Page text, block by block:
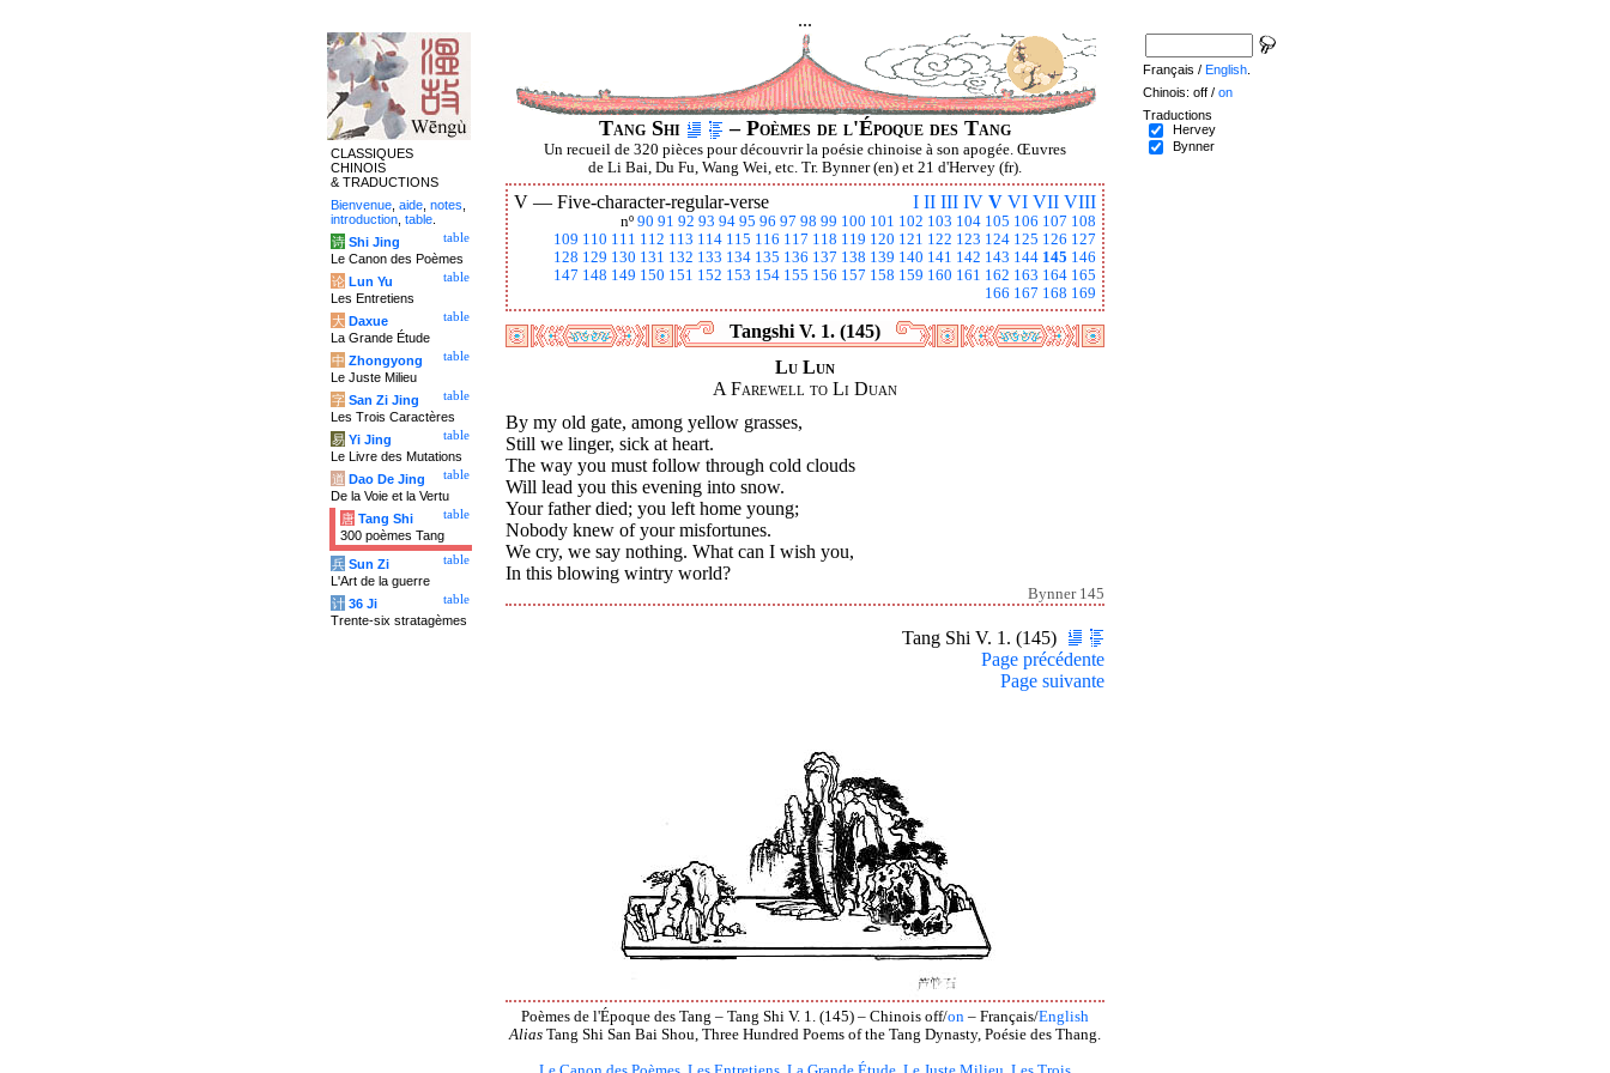
...
Tang Shi – Poèmes de l'Époque des Tang
Un recueil de 320 pièces pour découvrir la poésie chinoise à son apogée. Œuvres
de Li Bai, Du Fu, Wang Wei, etc. Tr. Bynner (en) et 21 d'Hervey (fr).
I II III IV V VI VII VIII
V — Five-character-regular-verse
nº 90 91 92 93 94 95 96 97 98 99 100 101 102 103 104 105 106 107 108
109 110 111 112 113 114 115 116 117 118 119 120 121 122 123 124 125 126 127
128 129 130 131 132 133 134 135 136 137 138 139 140 141 142 143 144 145 146
147 148 149 150 151 152 153 154 155 156 157 158 159 160 161 162 163 164 165
166 167 168 169
Tangshi V. 1. (145)
Lu Lun
A Farewell to Li Duan
By my old gate, among yellow grasses,
Still we linger, sick at heart.
The way you must follow through cold clouds
Will lead you this evening into snow.
Your father died; you left home young;
Nobody knew of your misfortunes.
We cry, we say nothing. What can I wish you,
In this blowing wintry world?
Bynner 145
Tang Shi V. 1. (145)
Page précédente
Page suivante
Poèmes de l'Époque des Tang – Tang Shi V. 1. (145) – Chinois off/on – Français/English
Alias Tang Shi San Bai Shou, Three Hundred Poems of the Tang Dynasty, Poésie des Thang.
CLASSIQUES
CHINOIS
& TRADUCTIONS
Bienvenue aide notes
introduction table
table
诗 Shi Jing
Le Canon des Poèmes
table
论 Lun Yu
Les Entretiens
table
大 Daxue
La Grande Étude
table
中 Zhongyong
Le Juste Milieu
table
字 San Zi Jing
Les Trois Caractères
table
易 Yi Jing
Le Livre des Mutations
table
道 Dao De Jing
De la Voie et la Vertu
table
唐 Tang Shi
300 poèmes Tang
table
兵 Sun Zi
L'Art de la guerre
table
计 36 Ji
Trente-six stratagèmes
Français / English
Chinois: off / on
Traductions
Hervey
Bynner